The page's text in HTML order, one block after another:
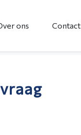
ons Contact